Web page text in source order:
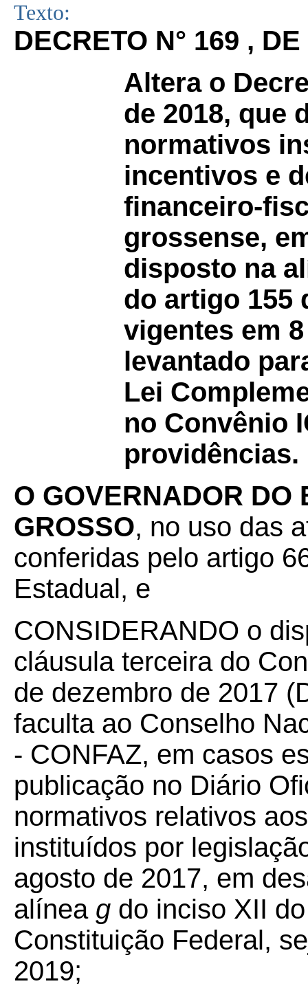
Texto:
DECRETO N° 169 ,
Altera o
de 2018, que
normativos
incentivos e
financeiro-
grossense,
disposto na
do artigo 155
vigentes em
levantado
Lei
no Convênio
providências.
O GOVERNADOR DO
GROSSO, no uso das
conferidas pelo artigo
Estadual, e
CONSIDERANDO o
cláusula terceira do
de dezembro de 2017
faculta ao Conselho
- CONFAZ, em casos
publicação no Diário
normativos relativos
instituídos por
agosto de 2017, em
alínea g do inciso XII
Constituição Federal,
2019;